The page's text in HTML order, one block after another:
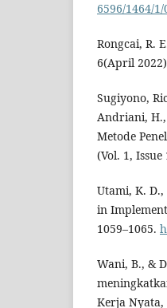
6596/1464/1/
Rongcai, R.
6(April
Sugiyono,
Andriani, H.,
Metode
(Vol. 1, Issue
Utami, K. D.,
in
1059–1065.
Wani, B., &
Kerja Nyata,